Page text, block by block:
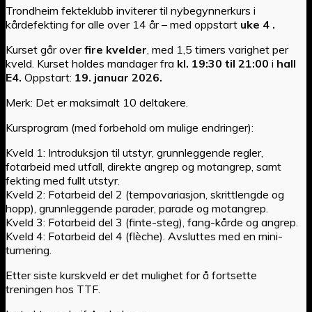
Trondheim fekteklubb inviterer til nybegynnerkurs i
kårdefekting for alle over 14 år – med oppstart uke 4 .
Kurset går overfire kvelder , med 1,5 timers varighet per
kveld. Kurset holdes mandager fra kl. 19:30 til 21:00 i hall
E4. Oppstart: 19. januar 2026.
Merk: Det er maksimalt 10 deltakere.
Kursprogram (med forbehold om mulige endringer):
Kveld 1: Introduksjon til utstyr, grunnleggende regler,
fotarbeid med utfall, direkte angrep og motangrep, samt
fekting med fullt utstyr.
Kveld 2: Fotarbeid del 2 (tempovariasjon, skrittlengde og
hopp), grunnleggende parader, parade og motangrep.
Kveld 3: Fotarbeid del 3 (finte-steg), fang-kårde og angrep.
Kveld 4: Fotarbeid del 4 (flèche). Avsluttes med en mini-
turnering.
Etter siste kurskveld er det mulighet for å fortsette
treningen hos TTF.